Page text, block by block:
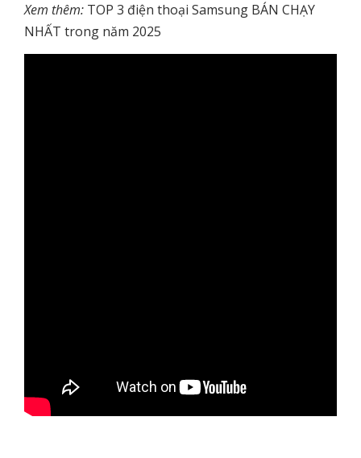
Xem thêm: TOP 3 điện thoại Samsung BÁN CHẠY
NHẤT trong năm 2025